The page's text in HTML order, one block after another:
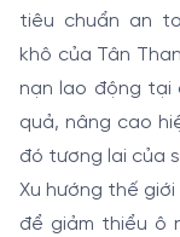
tiêu chuẩn an
khô của Tân
nạn lao động tại
quả, nâng cao
đó tương lai của
Xu hướng thế
để giảm thiểu ô